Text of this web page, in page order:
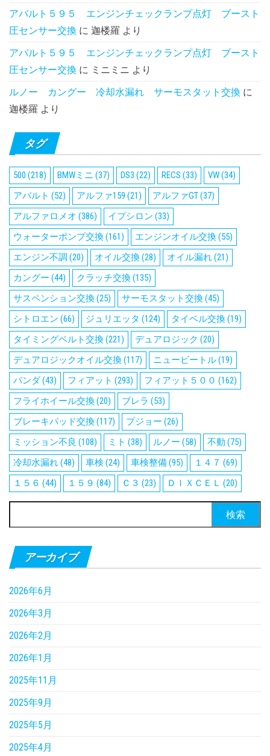
アバルト５９５ エンジンチェックランプ点灯 ブースト
圧センサー交換 に 迦楼羅 より
アバルト５９５ エンジンチェックランプ点灯 ブースト
圧センサー交換 に ミニミニ より
ルノー カングー 冷却水漏れ サーモスタット交換 に
迦楼羅 より
タグ
500 (218) BMWミニ (37) DS3 (22) RECS (33) VW(34)
アバルト (52) アルファ159 (21) アルファGT(37)
アルファロメオ (386) イプシロン (33)
ウォーターポンプ交換(161) エンジンオイル交換(55)
エンジン不調 (20) オイル交換(28) オイル漏れ(21)
カングー (44) クラッチ交換(135)
サスペンション交換(25) サーモスタット交換(45)
シトロエン (66) ジュリエッタ (124) タイベル交換(19)
タイミングベルト交換(221) デュアロジック (20)
デュアロジックオイル交換(117) ニュービートル(19)
パンダ(43) フィアット (293) フィアット５００ (162)
フライホイール交換(20) ブレラ (53)
ブレーキパッド交換(117) プジョー (26)
ミッション不良 (108) ミト (38) ルノー (58) 不動 (75)
冷却水漏れ(48) 車検 (24) 車検整備(95) １４７ (69)
１５６ (44) １５９ (84) Ｃ３ (23) ＤＩＸＣＥＬ (20)
索:
アーカイブ
2026年6月
2026年3月
2026年2月
2026年1月
2025年11月
2025年9月
2025年5月
2025年4月